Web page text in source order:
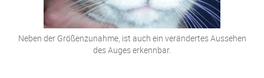
Neben der Größenzunahme, ist auch ein verändertes Aussehen
des Auges erkennbar.